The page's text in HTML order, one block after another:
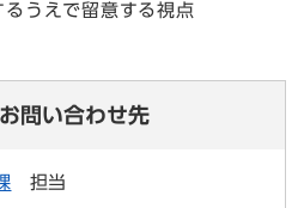
うえで留意する視点
問い合わせ先
担当